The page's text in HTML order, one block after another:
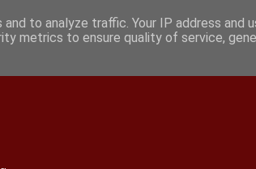
to analyze traffic. Your IP address and
metrics to ensure quality of service,